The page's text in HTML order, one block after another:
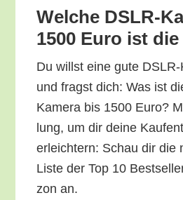
Wel­che DSLR-
1500 Euro ist
Du willst eine gute
und fragst dich: Was ist
Kame­ra bis 1500 Euro?
lung, um dir dei­ne
erleich­tern: Schau dir die
Lis­te der Top 10
zon an.